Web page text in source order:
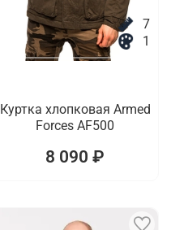
7
1
Куртка хлопковая Armed
Forces AF500
8 090 ₽